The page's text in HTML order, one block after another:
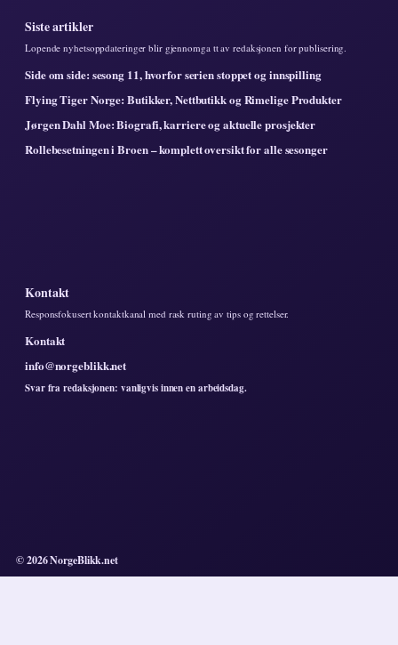
Siste artikler
Lopende nyhetsoppdateringer blir gjennomga tt av redaksjonen for publisering.
Side om side: sesong 11, hvorfor serien stoppet og innspilling
Flying Tiger Norge: Butikker, Nettbutikk og Rimelige Produkter
Jørgen Dahl Moe: Biografi, karriere og aktuelle prosjekter
Rollebesetningen i Broen – komplett oversikt for alle sesonger
Kontakt
Responsfokusert kontaktkanal med rask ruting av tips og rettelser.
Kontakt
info@norgeblikk.net
Svar fra redaksjonen: vanligvis innen en arbeidsdag.
© 2026 NorgeBlikk.net